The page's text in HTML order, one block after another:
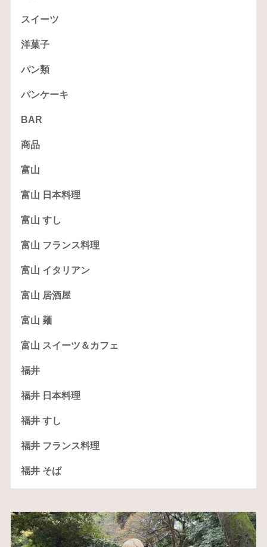
スイーツ
洋菓子
パン類
パンケーキ
BAR
商品
富山
富山 日本料理
富山 すし
富山 フランス料理
富山 イタリアン
富山 居酒屋
富山 麺
富山 スイーツ＆カフェ
福井
福井 日本料理
福井 すし
福井 フランス料理
福井 そば